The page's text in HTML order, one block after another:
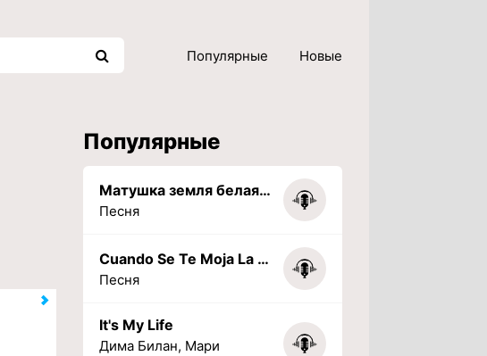
Популярные Новые
Популярные
Матушка земля белая березонька
Песня
Cuando Se Te Moja La Tarea (PHONK) (Slowed + Reverbed)
Песня
It's My Life
Дима Билан, Мари